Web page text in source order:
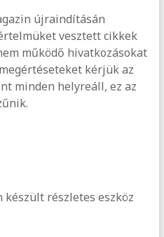
újraindításán
vesztett cikkek
működő hivatkozásokat
kérjük az
minden helyreáll, ez az
részletes eszköz